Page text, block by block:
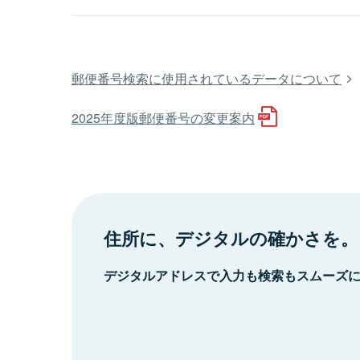
郵便番号検索に使用されているデータについて
2025年度版郵便番号の変更案内
住所に、デジタルの確かさを。
デジタルアドレスで入力も検索もスムーズ